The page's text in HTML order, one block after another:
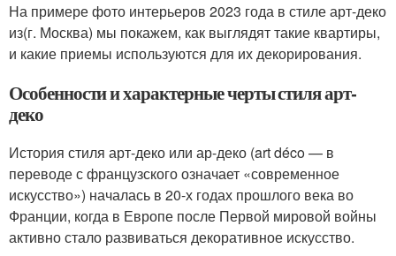
На примере фото интерьеров 2023 года в стиле арт-деко
из(г. Москва) мы покажем, как выглядят такие квартиры,
и какие приемы используются для их декорирования.
Особенности и характерные черты стиля арт-
деко
История стиля арт-деко или ар-деко (art déco — в
переводе с французского означает «современное
искусство») началась в 20-х годах прошлого века во
Франции, когда в Европе после Первой мировой войны
активно стало развиваться декоративное искусство.